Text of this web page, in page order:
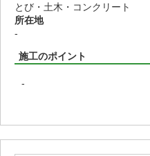
とび・土木・コンクリート
所在地
-
施工のポイント
-